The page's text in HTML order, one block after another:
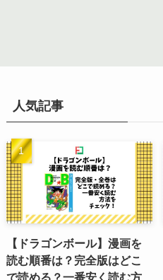
人気記事
【ドラゴンボール】漫画を
読む順番は？完全版はどこ
で読める？一番安く読む方